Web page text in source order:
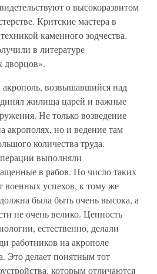
о высокоразвитом
Критские мастера в
каменного зодчества.
в литературе
дворцов».
возвышавшийся над
жилища царей и важные
Не только возведение
акрополях, но и ведение там
количества труда.
выполняли
в рабов. Но число таких
военных успехов, к тому же
была быть очень высока, а
не очень велико. Ценность
естественно, делали
работников на акрополе
Это делает понятным тот
которым отличаются